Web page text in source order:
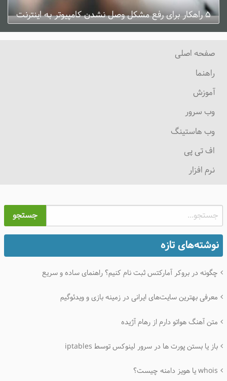
۵ راهکار برای رفع مشکل وصل نشدن کامپیوتر به اینترنت
صفحه اصلی
راهنما
آموزش
وب سرور
وب هاستینگ
اف تی پی
نرم افزار
جستجو
نوشته‌های تازه
چگونه در بروکر آمارکتس ثبت نام کنیم؟ راهنمای ساده و سریع
معرفی بهترین سایت‌های ایرانی در زمینه بازی و ویدئوگیم
متن آهنگ هواتو دارم از رهام آژیده
باز یا بستن پورت ها در سرور لینوکس توسط iptables
whois یا هویز دامنه چیست؟